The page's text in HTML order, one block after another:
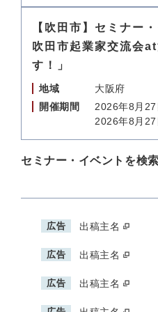
【吹田市】セミナー
吹田市起業家交流会
す！」
地域
大阪府
開催期間
2026年8月27
2026年8月27
セミナー・イベントを検
広告 出稿主名
広告 出稿主名
広告 出稿主名